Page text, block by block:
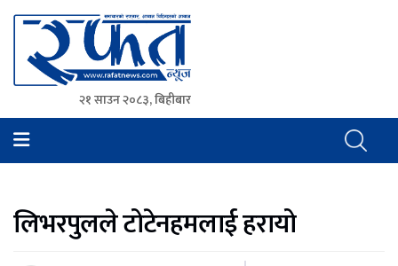
Rafat News
समाचारको रफ्तार, आवाज बिहिनहरुको आवाज
२१ साउन २०८३, बिहीबार
लिभरपुलले टोटेनहमलाई हरायो